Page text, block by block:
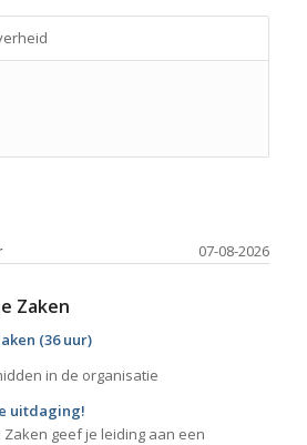
07-08-2026
Zaken
(36 uur)
in de organisatie
uitdaging!
Zaken geef je leiding aan een